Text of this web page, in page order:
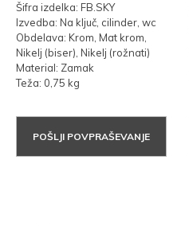
Šifra izdelka: FB.SKY
Izvedba: Na ključ, cilinder, wc
Obdelava: Krom, Mat krom,
Nikelj (biser), Nikelj (rožnati)
Material: Zamak
Teža: 0,75 kg
POŠLJI POVPRAŠEVANJE